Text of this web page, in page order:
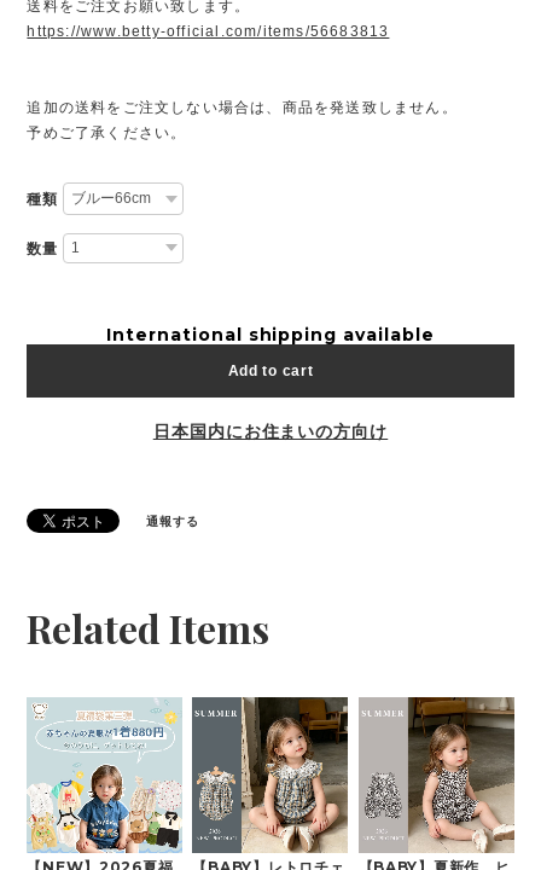
送料をご注文お願い致します。
https://www.betty-official.com/items/56683813
追加の送料をご注文しない場合は、商品を発送致しません。
予めご了承ください。
種類
数量
International shipping available
Add to cart
日本国内にお住まいの方向け
通報する
Related Items